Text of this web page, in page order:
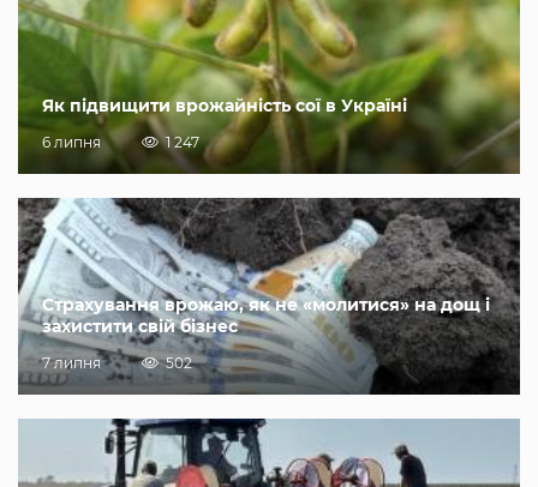
Як підвищити врожайність сої в Україні
6 липня 1 247
Страхування врожаю, як не «молитися» на дощ і
захистити свій бізнес
7 липня 502